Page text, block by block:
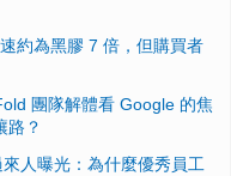
約為黑膠 7 倍，但購買者
團隊解體看 Google 的焦
路？
人曝光：為什麼優秀員工